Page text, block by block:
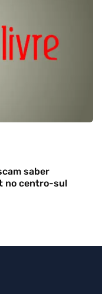
saber
no centro-sul